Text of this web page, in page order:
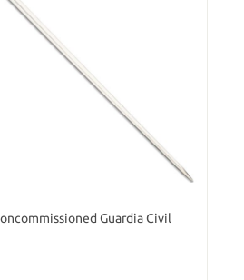
Guardia Civil